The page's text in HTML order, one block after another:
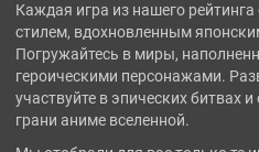
Каждая игра из нашего
стилем, вдохновленным
Погружайтесь в миры,
героическими персонажами.
участвуйте в эпических битвах
грани аниме вселенной.